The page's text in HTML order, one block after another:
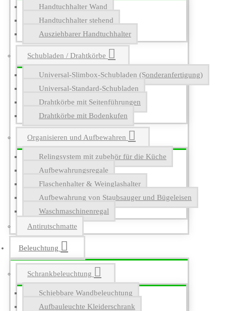
Handtuchhalter Wand
Handtuchhalter stehend
Ausziehbarer Handtuchhalter
Schubladen / Drahtkörbe
Universal-Slimbox-Schubladen (Sonderanfertigung)
Universal-Standard-Schubladen
Drahtkörbe mit Seitenführungen
Drahtkörbe mit Bodenkufen
Organisieren und Aufbewahren
Relingsystem mit zubehör für die Küche
Aufbewahrungsregale
Flaschenhalter & Weinglashalter
Aufbewahrung von Staubsauger und Bügeleisen
Waschmaschinenregal
Antirutschmatte
Beleuchtung
Schrankbeleuchtung
Schiebbare Wandbeleuchtung
Aufbauleuchte Kleiderschrank